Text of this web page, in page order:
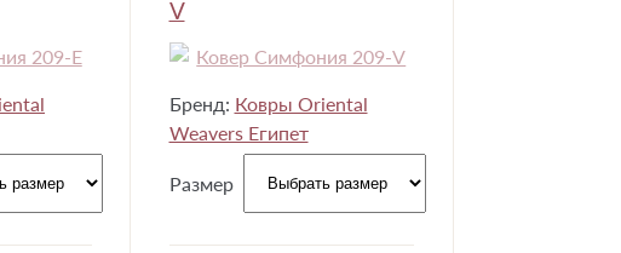
V
Бренд: Ковры Oriental
Weavers Египет
Размер